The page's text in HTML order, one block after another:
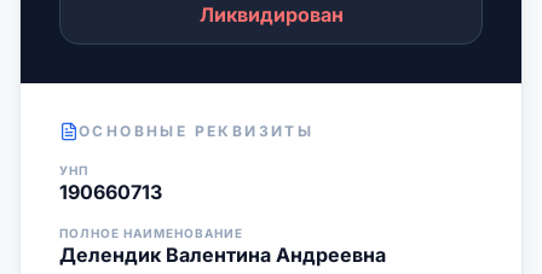
Ликвидирован
ОСНОВНЫЕ РЕКВИЗИТЫ
УНП
190660713
ПОЛНОЕ НАИМЕНОВАНИЕ
Делендик Валентина Андреевна